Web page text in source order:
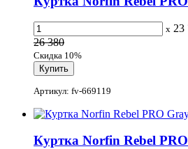
x 23
26 380
Скидка 10%
Артикул: fv-669119
Куртка Norfin Rebel